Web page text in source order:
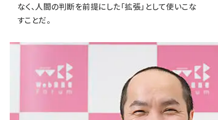
なく、人間の判断を前提にした「拡張」として使いこな
すことだ。